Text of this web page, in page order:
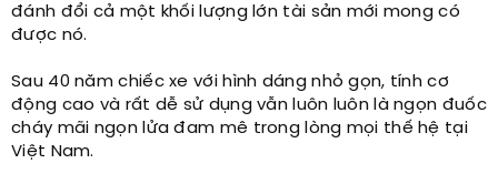
đánh đổi cả một khối lượng lớn tài sản mới mong có
được nó.
Sau 40 năm chiếc xe với hình dáng nhỏ gọn, tính cơ
động cao và rất dễ sử dụng vẫn luôn luôn là ngọn đuốc
cháy mãi ngọn lửa đam mê trong lòng mọi thế hệ tại
Việt Nam.